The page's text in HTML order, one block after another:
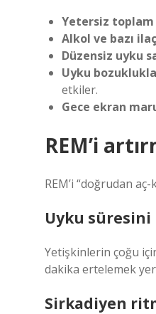
Yetersiz toplam
Alkol ve bazı
Düzensiz uyku
Uyku
etkiler.
Gece ekran
REM’i
REM’i “doğrudan
Uyku
Yetişkinlerin çoğu
dakika ertelemek
Sirkadiyen